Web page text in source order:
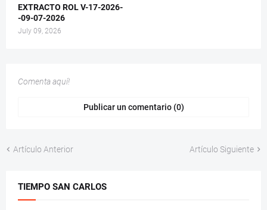
EXTRACTO ROL V-17-2026-
-09-07-2026
July 09, 2026
Comenta aquí!
Publicar un comentario (0)
Artículo Anterior Artículo Siguiente
TIEMPO SAN CARLOS